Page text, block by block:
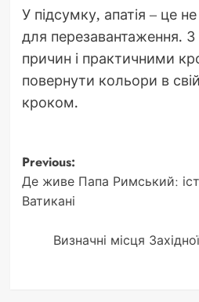
У підсумку, апатія – це
для перезавантаження.
причин і практичними
повернути кольори в
кроком.
Post
navigation
Previous:
Де живе Папа Римський:
Ватикані
Визначні місця